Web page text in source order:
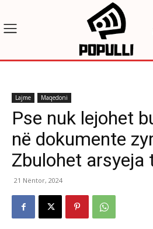
Lajme Maqedoni
Pse nuk lejohet
në dokumente
Zbulohet arsyeja
21 Nëntor, 2024